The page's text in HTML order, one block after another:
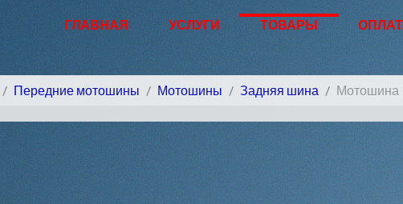
ГЛАВНАЯ УСЛУГИ ТОВАРЫ
Передние мотошины Мотошины Задняя шина Мотошина